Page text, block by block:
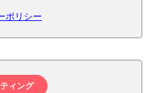
ポリシー
ィング